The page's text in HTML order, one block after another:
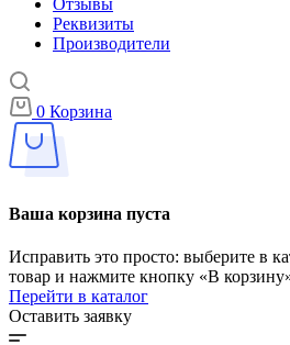
Реквизиты
Производители
0 Корзина
Ваша корзина пуста
Исправить это просто: выберите в
товар и нажмите кнопку «В
Перейти в каталог
Оставить заявку